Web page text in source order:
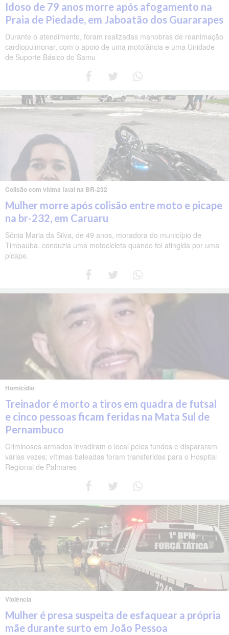
Idoso de 79 anos morre após afogamento na
Praia de Piedade, em Jaboatão dos Guararapes
Durante o atendimento, foram realizadas manobras de reanimação
cardiopulmonar, com o apoio de uma motolância e uma Unidade
de Suporte Básico do Samu
Colisão com vítima fatal na BR-232
Mulher morre após colisão entre moto e picape
na br-232, em Caruaru
Sônia Maria da Silva, de 49 anos, moradora do município de
Timbaúba, conduzia uma motocicleta quando foi atingida por uma
picape.
Homicídio
Treinador é morto a tiros em quadra de futsal
e cinco pessoas ficam feridas na Mata Sul de
Pernambuco
Criminosos armados invadiram o local pelos fundos e dispararam
várias vezes; vítimas baleadas foram transferidas para o Hospital
Regional de Palmares
Violência
Mulher é presa suspeita de esfaquear a própria
mãe durante surto em João Pessoa